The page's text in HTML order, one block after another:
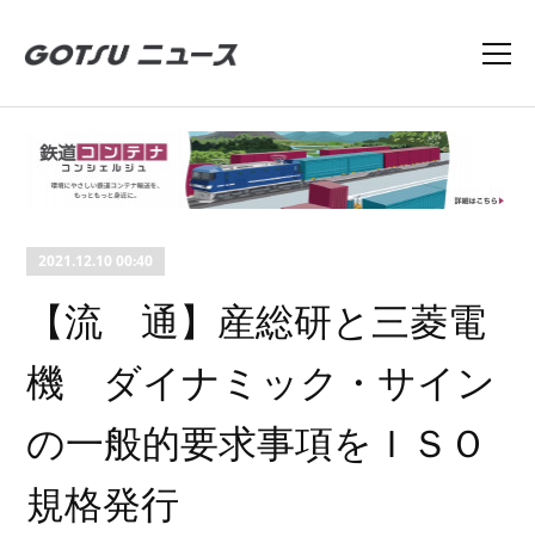
2021.12.10 00:40
【流 通】産総研と三菱電
機 ダイナミック・サイン
の一般的要求事項をＩＳＯ
規格発行